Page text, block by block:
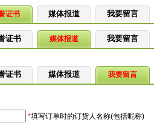
证书 媒体报道 我要留言
证书 媒体报道 我要留言
证书 媒体报道 我要留言
*填写订单时的订货人名称(包括昵称)